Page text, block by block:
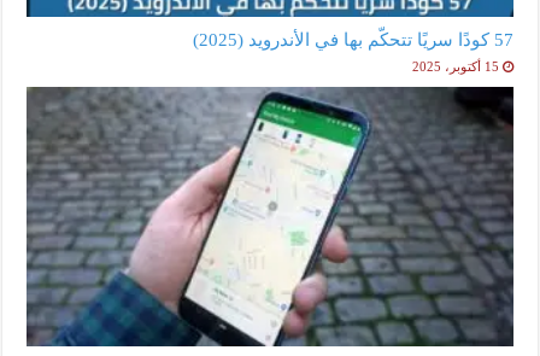
57 كودًا سريًا تتحكّم بها في الأندرويد (2025)
15 أكتوبر، 2025